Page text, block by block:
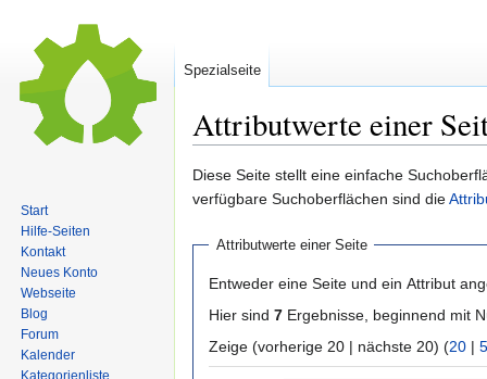
Attributwerte einer
Zur
Navigation
Zur
Suche
Diese Seite stellt eine einfache
verfügbare Suchoberflächen sind die
Attributwerte einer Seite
Entweder eine Seite und ein Attribut
Hier sind 7 Ergebnisse, beginnend mit
Zeige (vorherige 20 | nächste 20) (20 |
Spezialseite
Start
Hilfe-Seiten
Kontakt
Neues Konto
Webseite
Blog
Forum
Kalender
Kategorienliste